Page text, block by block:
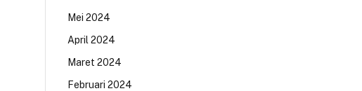
Mei 2024
April 2024
Maret 2024
Februari 2024